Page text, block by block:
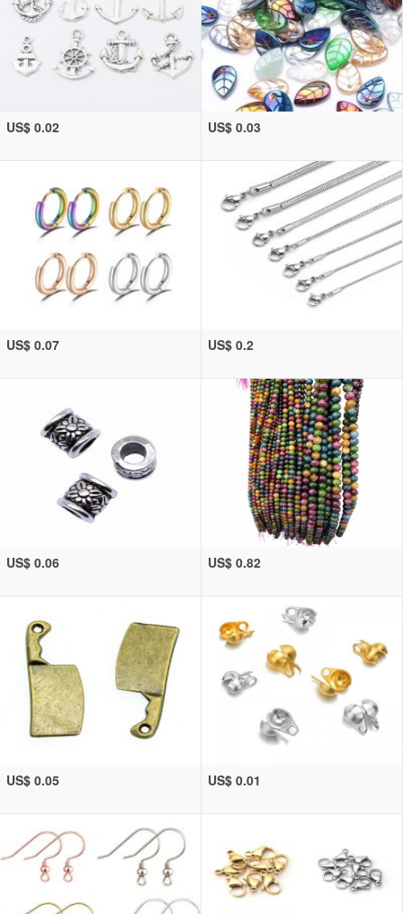
US$ 0.02 US$ 0.03
US$ 0.07 US$ 0.2
US$ 0.06 US$ 0.82
US$ 0.05 US$ 0.01